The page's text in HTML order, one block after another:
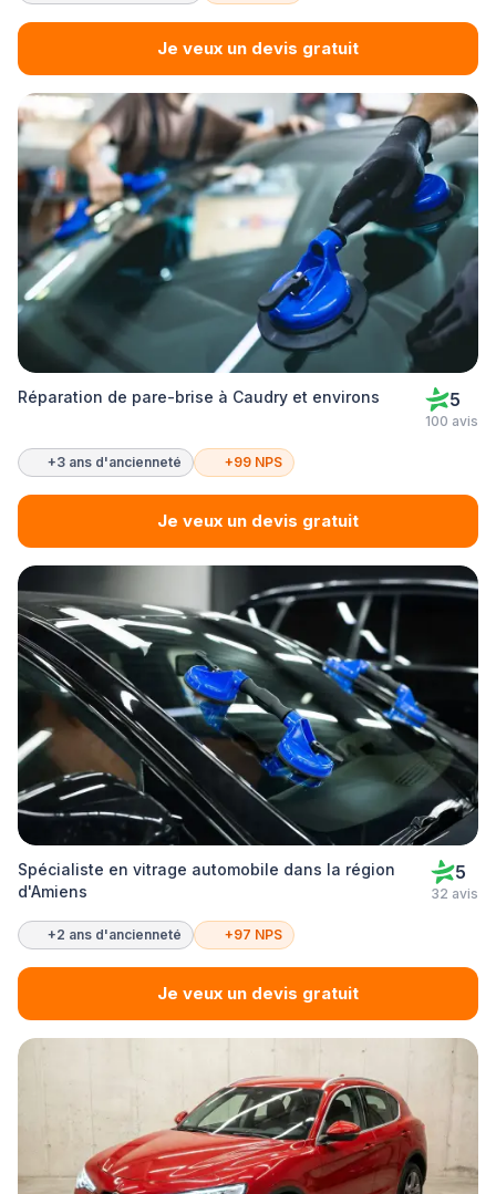
Je veux un devis gratuit
Réparation de pare-brise à Caudry et environs 5
100 avis
+3 ans d'ancienneté +99 NPS
Je veux un devis gratuit
Spécialiste en vitrage automobile dans la région
d'Amiens
5
32 avis
+2 ans d'ancienneté +97 NPS
Je veux un devis gratuit